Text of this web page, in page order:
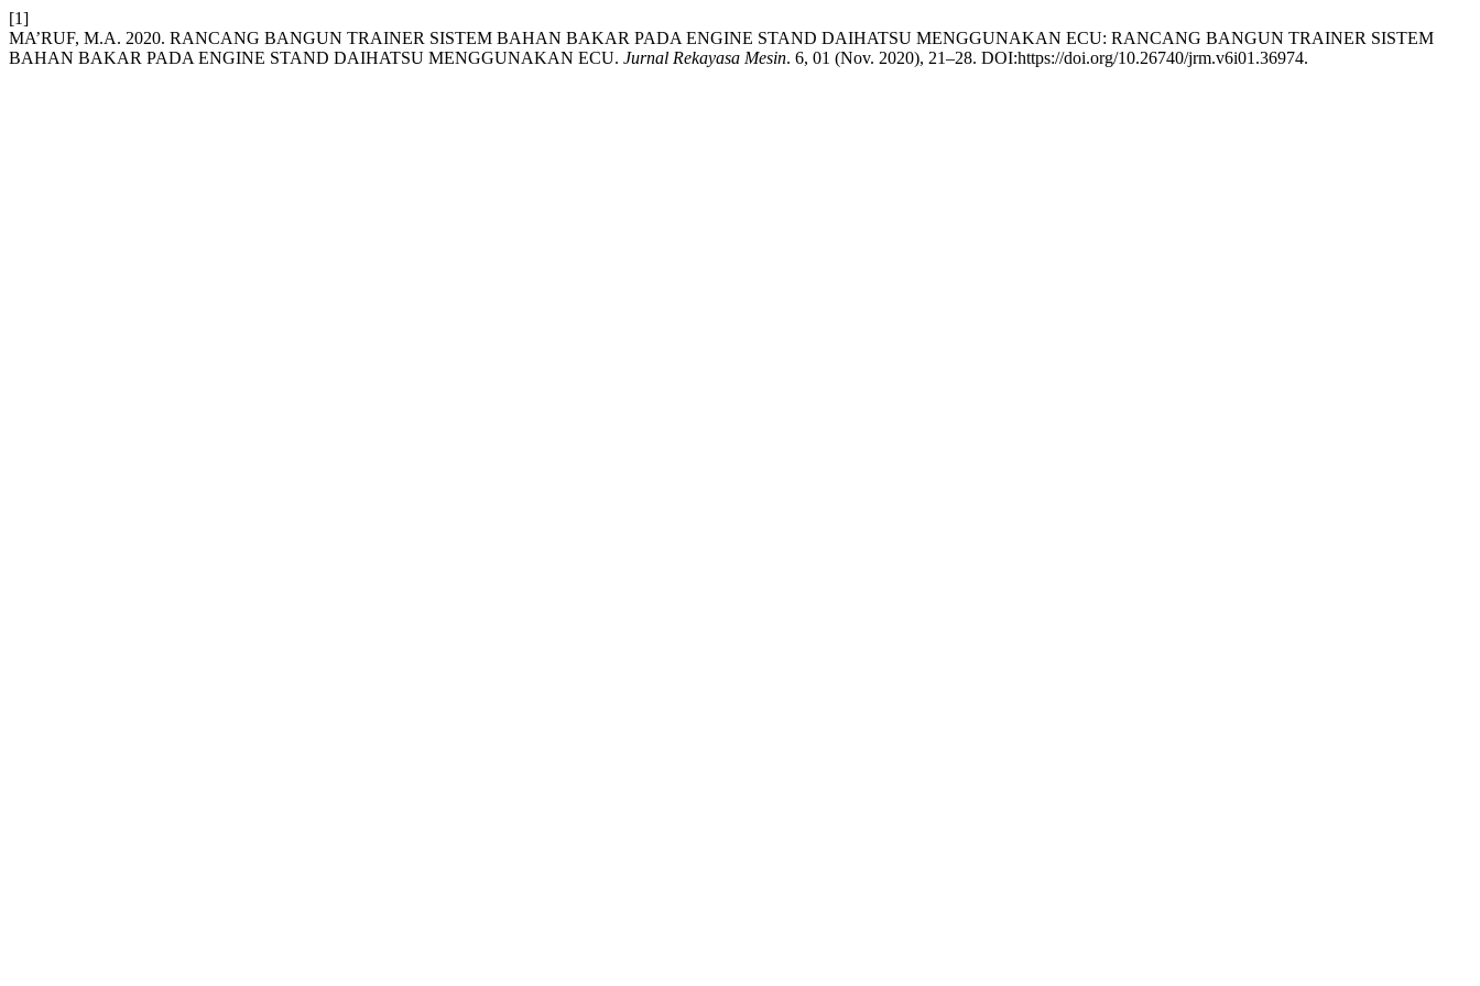
[1]
MA’RUF, M.A. 2020. RANCANG BANGUN TRAINER SISTEM BAHAN BAKAR PADA ENGINE STAND DAIHATSU MENGGUNAKAN ECU: RANCANG BANGUN TRAINER SISTEM
BAHAN BAKAR PADA ENGINE STAND DAIHATSU MENGGUNAKAN ECU. Jurnal Rekayasa Mesin. 6, 01 (Nov. 2020), 21–28. DOI:https://doi.org/10.26740/jrm.v6i01.36974.